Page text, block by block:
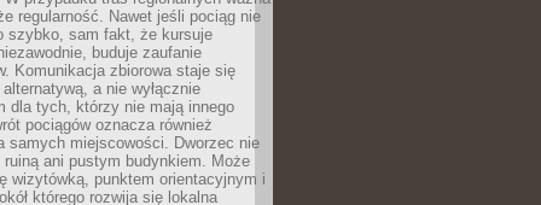
regularność. Nawet jeśli pociąg nie
szybko, sam fakt, że kursuje
buduje zaufanie
Komunikacja zbiorowa staje się
a nie wyłącznie
dla tych, którzy nie mają innego
pociągów oznacza również
samych miejscowości. Dworzec nie
ani pustym budynkiem. Może
wizytówką, punktem orientacyjnym i
którego rozwija się lokalna